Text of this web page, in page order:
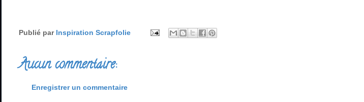
Publié par Inspiration Scrapfolie
Aucun commentaire:
Enregistrer un commentaire